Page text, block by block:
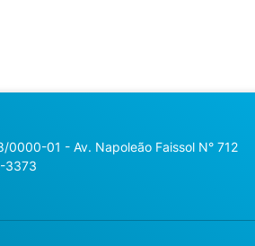
0000-01 - Av. Napoleão Faissol N° 712
3373